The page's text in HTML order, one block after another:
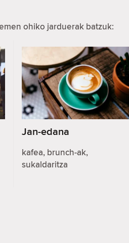
ohiko jarduerak batzuk:
Jan-edana
kafea, brunch-ak,
sukaldaritza